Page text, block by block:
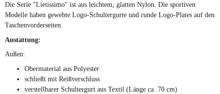
Die Serie "Lietissimo" ist aus leichtem, glatten Nylon. Die sportiven
Modelle haben gewebte Logo-Schultergurte und runde Logo-Plates auf den
Taschenvorderseiten.
Austattung:
Außen:
Obermaterial aus Polyester
schließt mit Reißverschluss
verstellbarer Schultergurt aus Textil (Länge ca. 70 cm)